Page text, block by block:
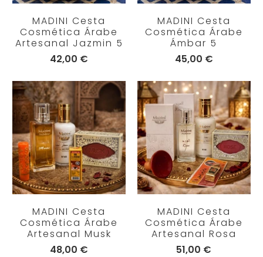
MADINI Cesta
Cosmética Árabe
Artesanal Jazmin 5
42,00 €
MADINI Cesta
Cosmética Árabe
Ámbar 5
45,00 €
MADINI Cesta
Cosmética Árabe
Artesanal Musk
48,00 €
MADINI Cesta
Cosmética Árabe
Artesanal Rosa
51,00 €